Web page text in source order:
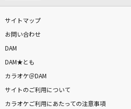
サイトマップ
お問い合わせ
DAM
DAM★とも
カラオケ＠DAM
サイトのご利用について
カラオケご利用にあたっての注意事項